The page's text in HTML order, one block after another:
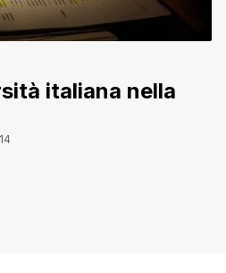
italiana nella